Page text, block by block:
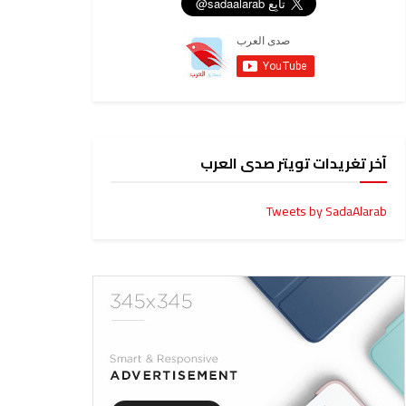
آخر تغريدات تويتر صدى العرب
Tweets by SadaAlarab